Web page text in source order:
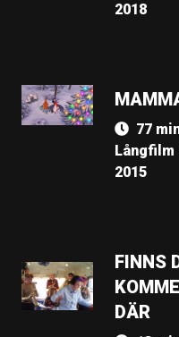
2018
77
Långfilm
2015
FINNS
DÄR